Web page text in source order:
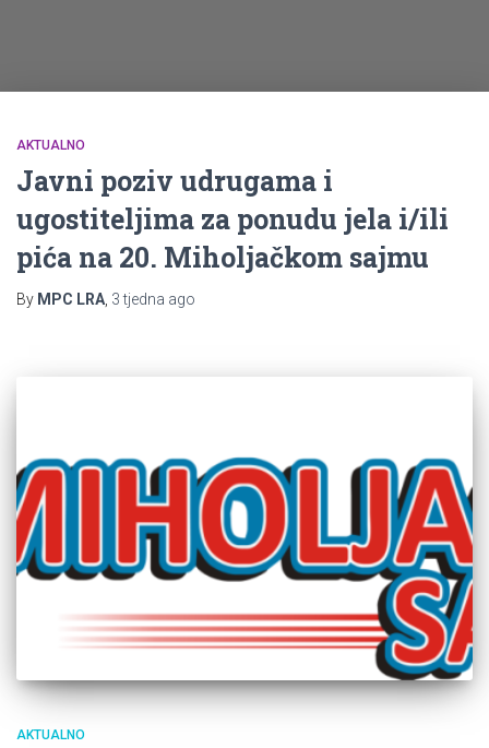
AKTUALNO
Javni poziv udrugama i
ugostiteljima za ponudu jela i/ili
pića na 20. Miholjačkom sajmu
By MPC LRA 3 tjedna ago
AKTUALNO